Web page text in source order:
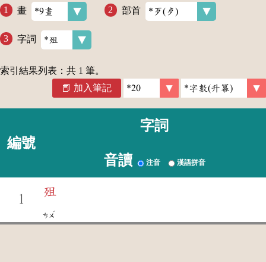
畫 部首
字詞
索引結果列表：共 1 筆。
加入筆記
編號
字詞
音讀 注音 漢語拼音
1
殂
ㄘㄨ
ˊ